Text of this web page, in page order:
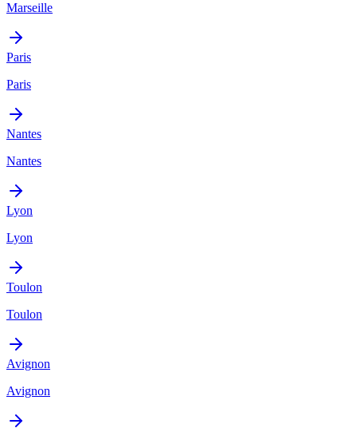
Marseille
Paris
Paris
Nantes
Nantes
Lyon
Lyon
Toulon
Toulon
Avignon
Avignon